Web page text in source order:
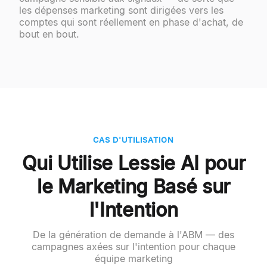
les dépenses marketing sont dirigées vers les
comptes qui sont réellement en phase d'achat, de
bout en bout.
CAS D'UTILISATION
Qui Utilise Lessie AI pour
le Marketing Basé sur
l'Intention
De la génération de demande à l'ABM — des
campagnes axées sur l'intention pour chaque
équipe marketing